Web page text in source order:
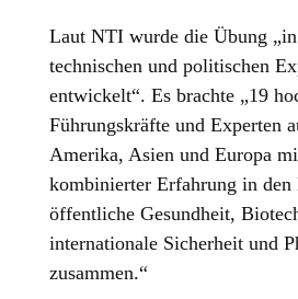
Laut NTI wurde die Übung
technischen und politischen
entwickelt“. Es brachte „19
Führungskräfte und Experten
Amerika, Asien und Europa
kombinierter Erfahrung in den
öffentliche Gesundheit,
internationale Sicherheit und
zusammen.“